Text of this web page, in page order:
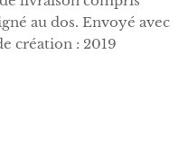
au dos. Envoyé avec
création : 2019